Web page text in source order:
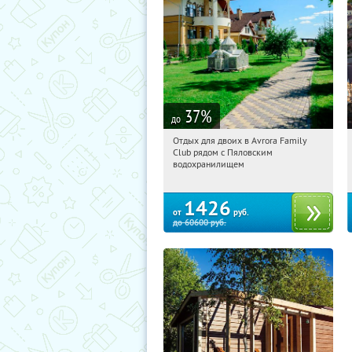
до 37%
03:24:33 Купили:
Московская обл., Мытищинский р-н,
Отдых для двоих в Avrora Family
Club рядом с Пяловским
водохранилищем
от 1426 руб.
до60600руб.